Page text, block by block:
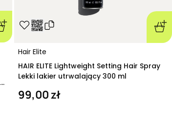
Hair Elite
HAIR ELITE Lightweight Setting Hair Spray
Lekki lakier utrwalający 300 ml
99,00 zł